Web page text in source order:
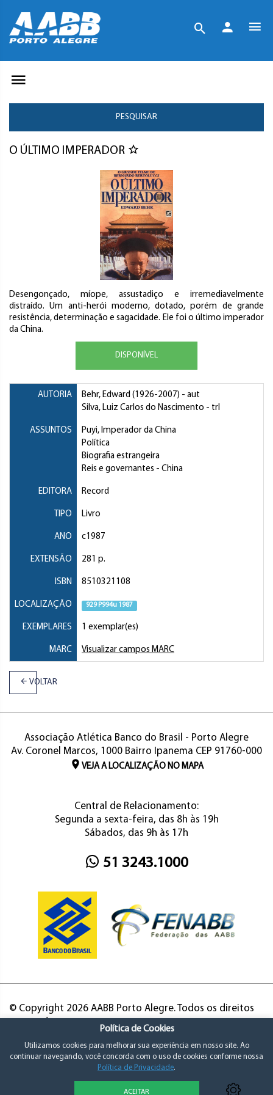
PESQUISAR
O ÚLTIMO IMPERADOR
Desengonçado, míope, assustadiço e irremediavelmente
distraído. Um anti-herói moderno, dotado, porém de grande
resistência, determinação e sagacidade. Ele foi o último imperador
da China.
DISPONÍVEL
AUTORIA Behr, Edward (1926-2007) - aut
Silva, Luiz Carlos do Nascimento - trl
ASSUNTOS
Puyi, Imperador da China
Política
Biografia estrangeira
Reis e governantes - China
EDITORA Record
TIPO Livro
ANO c1987
EXTENSÃO 281 p.
ISBN 8510321108
LOCALIZAÇÃO 929 P994u 1987
EXEMPLARES 1 exemplar(es)
MARC Visualizar campos MARC
VOLTAR
Associação Atlética Banco do Brasil - Porto Alegre
Av. Coronel Marcos, 1000 Bairro Ipanema CEP 91760-000
VEJA A LOCALIZAÇÃO NO MAPA
Central de Relacionamento:
Segunda a sexta-feira, das 8h às 19h
Sábados, das 9h às 17h
51 3243.1000
© Copyright 2026 AABB Porto Alegre. Todos os direitos
Política de Cookies
Utilizamos cookies para melhorar sua experiência em nosso site. Ao
continuar navegando, você concorda com o uso de cookies conforme nossa
Política de Privacidade.
ACEITAR